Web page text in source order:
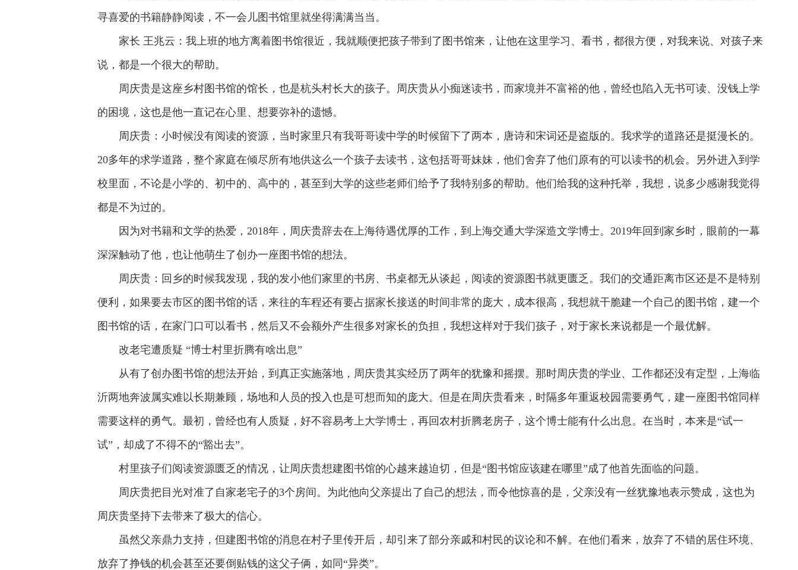
寻喜爱的书籍静静阅读，不一会儿图书馆里就坐得满满当当。
家长 王兆云：我上班的地方离着图书馆很近，我就顺便把孩子带到了图书馆来，让他在这里学习、看书，都很方便，对我来说、对孩子来
说，都是一个很大的帮助。
周庆贵是这座乡村图书馆的馆长，也是杭头村长大的孩子。周庆贵从小痴迷读书，而家境并不富裕的他，曾经也陷入无书可读、没钱上学
的困境，这也是他一直记在心里、想要弥补的遗憾。
周庆贵：小时候没有阅读的资源，当时家里只有我哥哥读中学的时候留下了两本，唐诗和宋词还是盗版的。我求学的道路还是挺漫长的。
20多年的求学道路，整个家庭在倾尽所有地供这么一个孩子去读书，这包括哥哥妹妹，他们舍弃了他们原有的可以读书的机会。另外进入到学
校里面，不论是小学的、初中的、高中的，甚至到大学的这些老师们给予了我特别多的帮助。他们给我的这种托举，我想，说多少感谢我觉得
都是不为过的。
因为对书籍和文学的热爱，2018年，周庆贵辞去在上海待遇优厚的工作，到上海交通大学深造文学博士。2019年回到家乡时，眼前的一幕
深深触动了他，也让他萌生了创办一座图书馆的想法。
周庆贵：回乡的时候我发现，我的发小他们家里的书房、书桌都无从谈起，阅读的资源图书就更匮乏。我们的交通距离市区还是不是特别
便利，如果要去市区的图书馆的话，来往的车程还有要占据家长接送的时间非常的庞大，成本很高，我想就干脆建一个自己的图书馆，建一个
图书馆的话，在家门口可以看书，然后又不会额外产生很多对家长的负担，我想这样对于我们孩子，对于家长来说都是一个最优解。
改老宅遭质疑 “博士村里折腾有啥出息”
从有了创办图书馆的想法开始，到真正实施落地，周庆贵其实经历了两年的犹豫和摇摆。那时周庆贵的学业、工作都还没有定型，上海临
沂两地奔波属实难以长期兼顾，场地和人员的投入也是可想而知的庞大。但是在周庆贵看来，时隔多年重返校园需要勇气，建一座图书馆同样
需要这样的勇气。最初，曾经也有人质疑，好不容易考上大学博士，再回农村折腾老房子，这个博士能有什么出息。在当时，本来是“试一
试”，却成了不得不的“豁出去”。
村里孩子们阅读资源匮乏的情况，让周庆贵想建图书馆的心越来越迫切，但是“图书馆应该建在哪里”成了他首先面临的问题。
周庆贵把目光对准了自家老宅子的3个房间。为此他向父亲提出了自己的想法，而令他惊喜的是，父亲没有一丝犹豫地表示赞成，这也为
周庆贵坚持下去带来了极大的信心。
虽然父亲鼎力支持，但建图书馆的消息在村子里传开后，却引来了部分亲戚和村民的议论和不解。在他们看来，放弃了不错的居住环境、
放弃了挣钱的机会甚至还要倒贴钱的这父子俩，如同“异类”。